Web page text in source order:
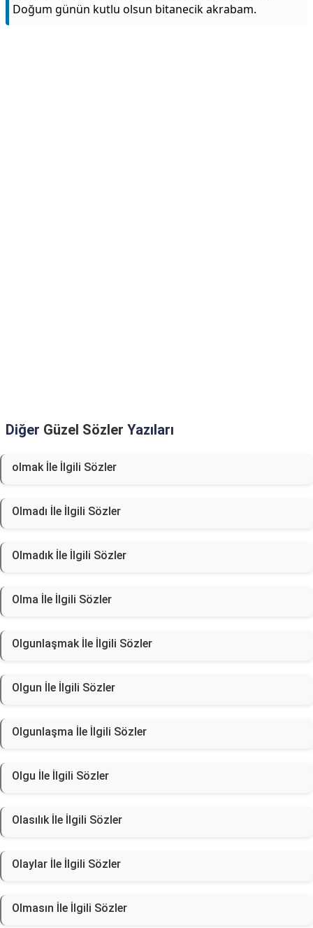
Doğum günün kutlu olsun bitanecik akrabam.
Diğer Güzel Sözler Yazıları
olmak İle İlgili Sözler
Olmadı İle İlgili Sözler
Olmadık İle İlgili Sözler
Olma İle İlgili Sözler
Olgunlaşmak İle İlgili Sözler
Olgun İle İlgili Sözler
Olgunlaşma İle İlgili Sözler
Olgu İle İlgili Sözler
Olasılık İle İlgili Sözler
Olaylar İle İlgili Sözler
Olmasın İle İlgili Sözler